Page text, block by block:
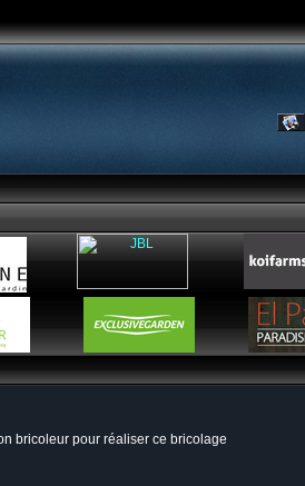
bricoleur pour réaliser ce bricolage